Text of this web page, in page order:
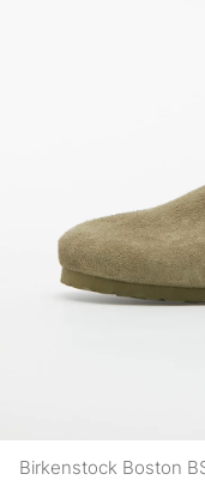
Birkenstock Boston